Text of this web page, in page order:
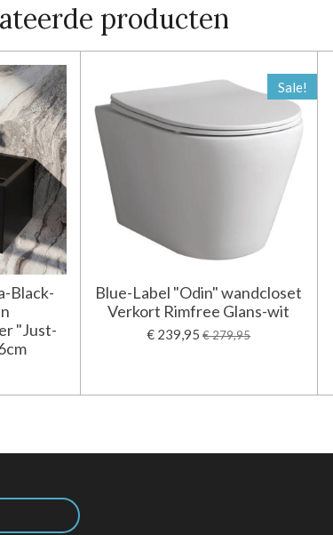
producten
Black-
"Just-
Sale!
Blue-Label "Odin" wandcloset
Verkort Rimfree Glans-wit
€ 239,95 € 279,95